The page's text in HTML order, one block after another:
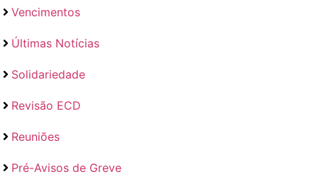
Vencimentos
Últimas Notícias
Solidariedade
Revisão ECD
Reuniões
Pré-Avisos de Greve